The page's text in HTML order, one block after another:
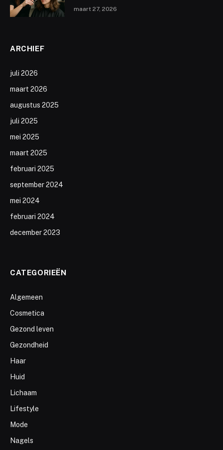
maart 27, 2026
ARCHIEF
juli 2026
maart 2026
augustus 2025
juli 2025
mei 2025
maart 2025
februari 2025
september 2024
mei 2024
februari 2024
december 2023
CATEGORIEËN
Algemeen
Cosmetica
Gezond leven
Gezondheid
Haar
Huid
Lichaam
Lifestyle
Mode
Nagels